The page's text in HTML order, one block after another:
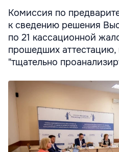
Комиссия по
к сведению решения
по 21 кассационной
прошедших аттестацию,
"тщательно